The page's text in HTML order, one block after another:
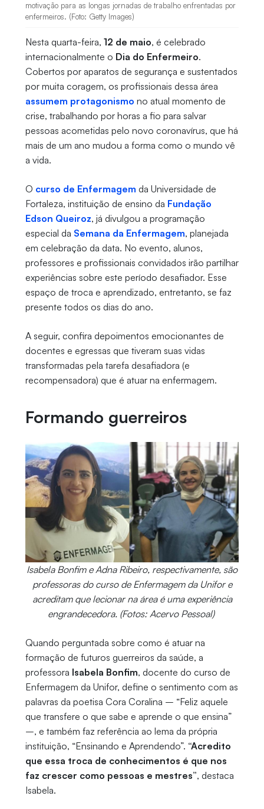
motivação para as longas jornadas de trabalho enfrentadas por
enfermeiros. (Foto: Getty Images)
Nesta quarta-feira, 12 de maio, é celebrado
internacionalmente o Dia do Enfermeiro.
Cobertos por aparatos de segurança e sustentados
por muita coragem, os profissionais dessa área
assumem protagonismo no atual momento de
crise, trabalhando por horas a fio para salvar
pessoas acometidas pelo novo coronavírus, que há
mais de um ano mudou a forma como o mundo vê
a vida.
O curso de Enfermagem da Universidade de
Fortaleza, instituição de ensino da Fundação
Edson Queiroz, já divulgou a programação
especial da Semana da Enfermagem, planejada
em celebração da data. No evento, alunos,
professores e profissionais convidados irão partilhar
experiências sobre este período desafiador. Esse
espaço de troca e aprendizado, entretanto, se faz
presente todos os dias do ano.
A seguir, confira depoimentos emocionantes de
docentes e egressas que tiveram suas vidas
transformadas pela tarefa desafiadora (e
recompensadora) que é atuar na enfermagem.
Formando guerreiros
Isabela Bonfim e Adna Ribeiro, respectivamente, são
professoras do curso de Enfermagem da Unifor e
acreditam que lecionar na área é uma experiência
engrandecedora. (Fotos: Acervo Pessoal)
Quando perguntada sobre como é atuar na
formação de futuros guerreiros da saúde, a
professora Isabela Bonfim, docente do curso de
Enfermagem da Unifor, define o sentimento com as
palavras da poetisa Cora Coralina – “Feliz aquele
que transfere o que sabe e aprende o que ensina”
–, e também faz referência ao lema da própria
instituição, “Ensinando e Aprendendo”. “Acredito
que essa troca de conhecimentos é que nos
faz crescer como pessoas e mestres”, destaca
Isabela.